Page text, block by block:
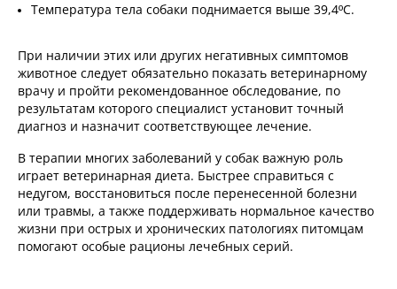
Температура тела собаки поднимается выше 39,4ºC.
При наличии этих или других негативных симптомов
животное следует обязательно показать ветеринарному
врачу и пройти рекомендованное обследование, по
результатам которого специалист установит точный
диагноз и назначит соответствующее лечение.
В терапии многих заболеваний у собак важную роль
играет ветеринарная диета. Быстрее справиться с
недугом, восстановиться после перенесенной болезни
или травмы, а также поддерживать нормальное качество
жизни при острых и хронических патологиях питомцам
помогают особые рационы лечебных серий.